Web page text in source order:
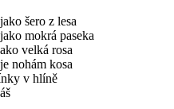
šero z lesa
mokrá paseka
velká rosa
nohám kosa
v hlíně